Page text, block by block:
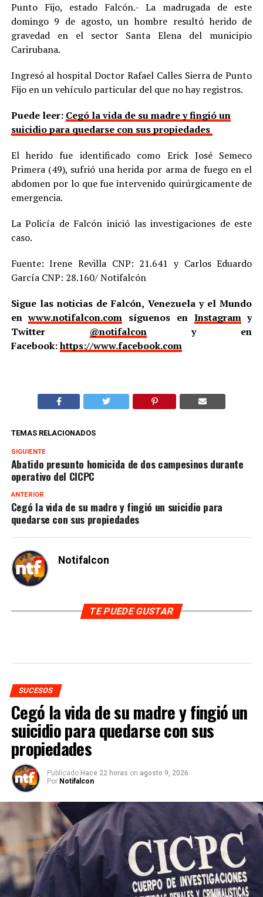
Punto Fijo, estado Falcón.- La madrugada de este
domingo 9 de agosto, un hombre resultó herido de
gravedad en el sector Santa Elena del municipio
Carirubana.
Ingresó al hospital Doctor Rafael Calles Sierra de Punto
Fijo en un vehículo particular del que no hay registros.
Puede leer: Cegó la vida de su madre y fingió un
suicidio para quedarse con sus propiedades
El herido fue identificado como Erick José Semeco
Primera (49), sufrió una herida por arma de fuego en el
abdomen por lo que fue intervenido quirúrgicamente de
emergencia.
La Policía de Falcón inició las investigaciones de este
caso.
Fuente: Irene Revilla CNP: 21.641 y Carlos Eduardo
García CNP: 28.160/ Notifalcón
Sigue las noticias de Falcón, Venezuela y el Mundo
enwww.notifalcon.com síguenos en Instagramy
Twitter @notifalcony en
Facebook:https://www.facebook.com
TEMAS RELACIONADOS
SIGUIENTE
Abatido presunto homicida de dos campesinos durante
operativo del CICPC
ANTERIOR
Cegó la vida de su madre y fingió un suicidio para
quedarse con sus propiedades
Notifalcon
TE PUEDE GUSTAR
SUCESOS
Cegó la vida de su madre y fingió un
suicidio para quedarse con sus
propiedades
Publicado Hace 22 horas on agosto 9, 2026
Por Notifalcon